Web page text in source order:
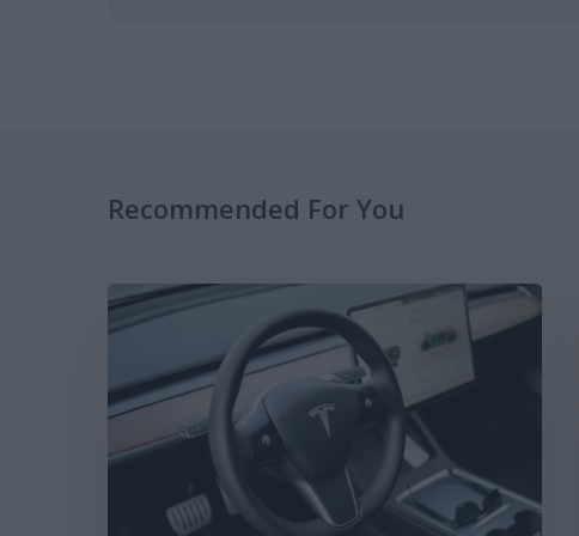
Recommended For You